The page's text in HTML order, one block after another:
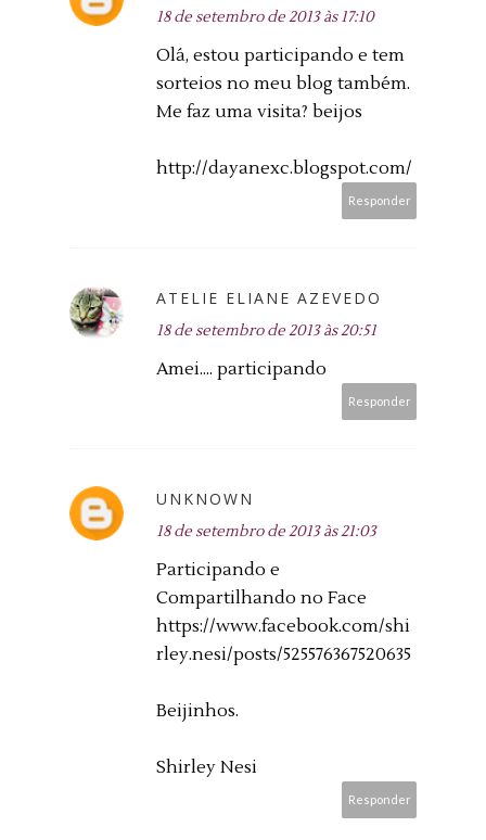
18 de setembro de 2013 às 17:10
Olá, estou participando e tem
sorteios no meu blog também.
Me faz uma visita? beijos
http://dayanexc.blogspot.com/
Responder
ATELIE ELIANE AZEVEDO
18 de setembro de 2013 às 20:51
Amei.... participando
Responder
UNKNOWN
18 de setembro de 2013 às 21:03
Participando e
Compartilhando no Face
https://www.facebook.com/shi
rley.nesi/posts/525576367520635
Beijinhos.
Shirley Nesi
Responder